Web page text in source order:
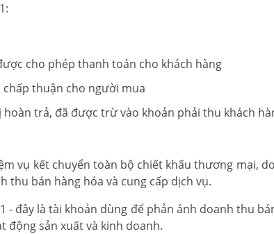
cho phép thanh toán cho khách hàng
thuận cho người mua
trả, đã được trừ vào khoản phải thu khách
vụ kết chuyển toàn bộ chiết khấu thương mại,
thu bán hàng hóa và cung cấp dịch vụ.
- đây là tài khoản dùng để phản ánh doanh thu
động sản xuất và kinh doanh.